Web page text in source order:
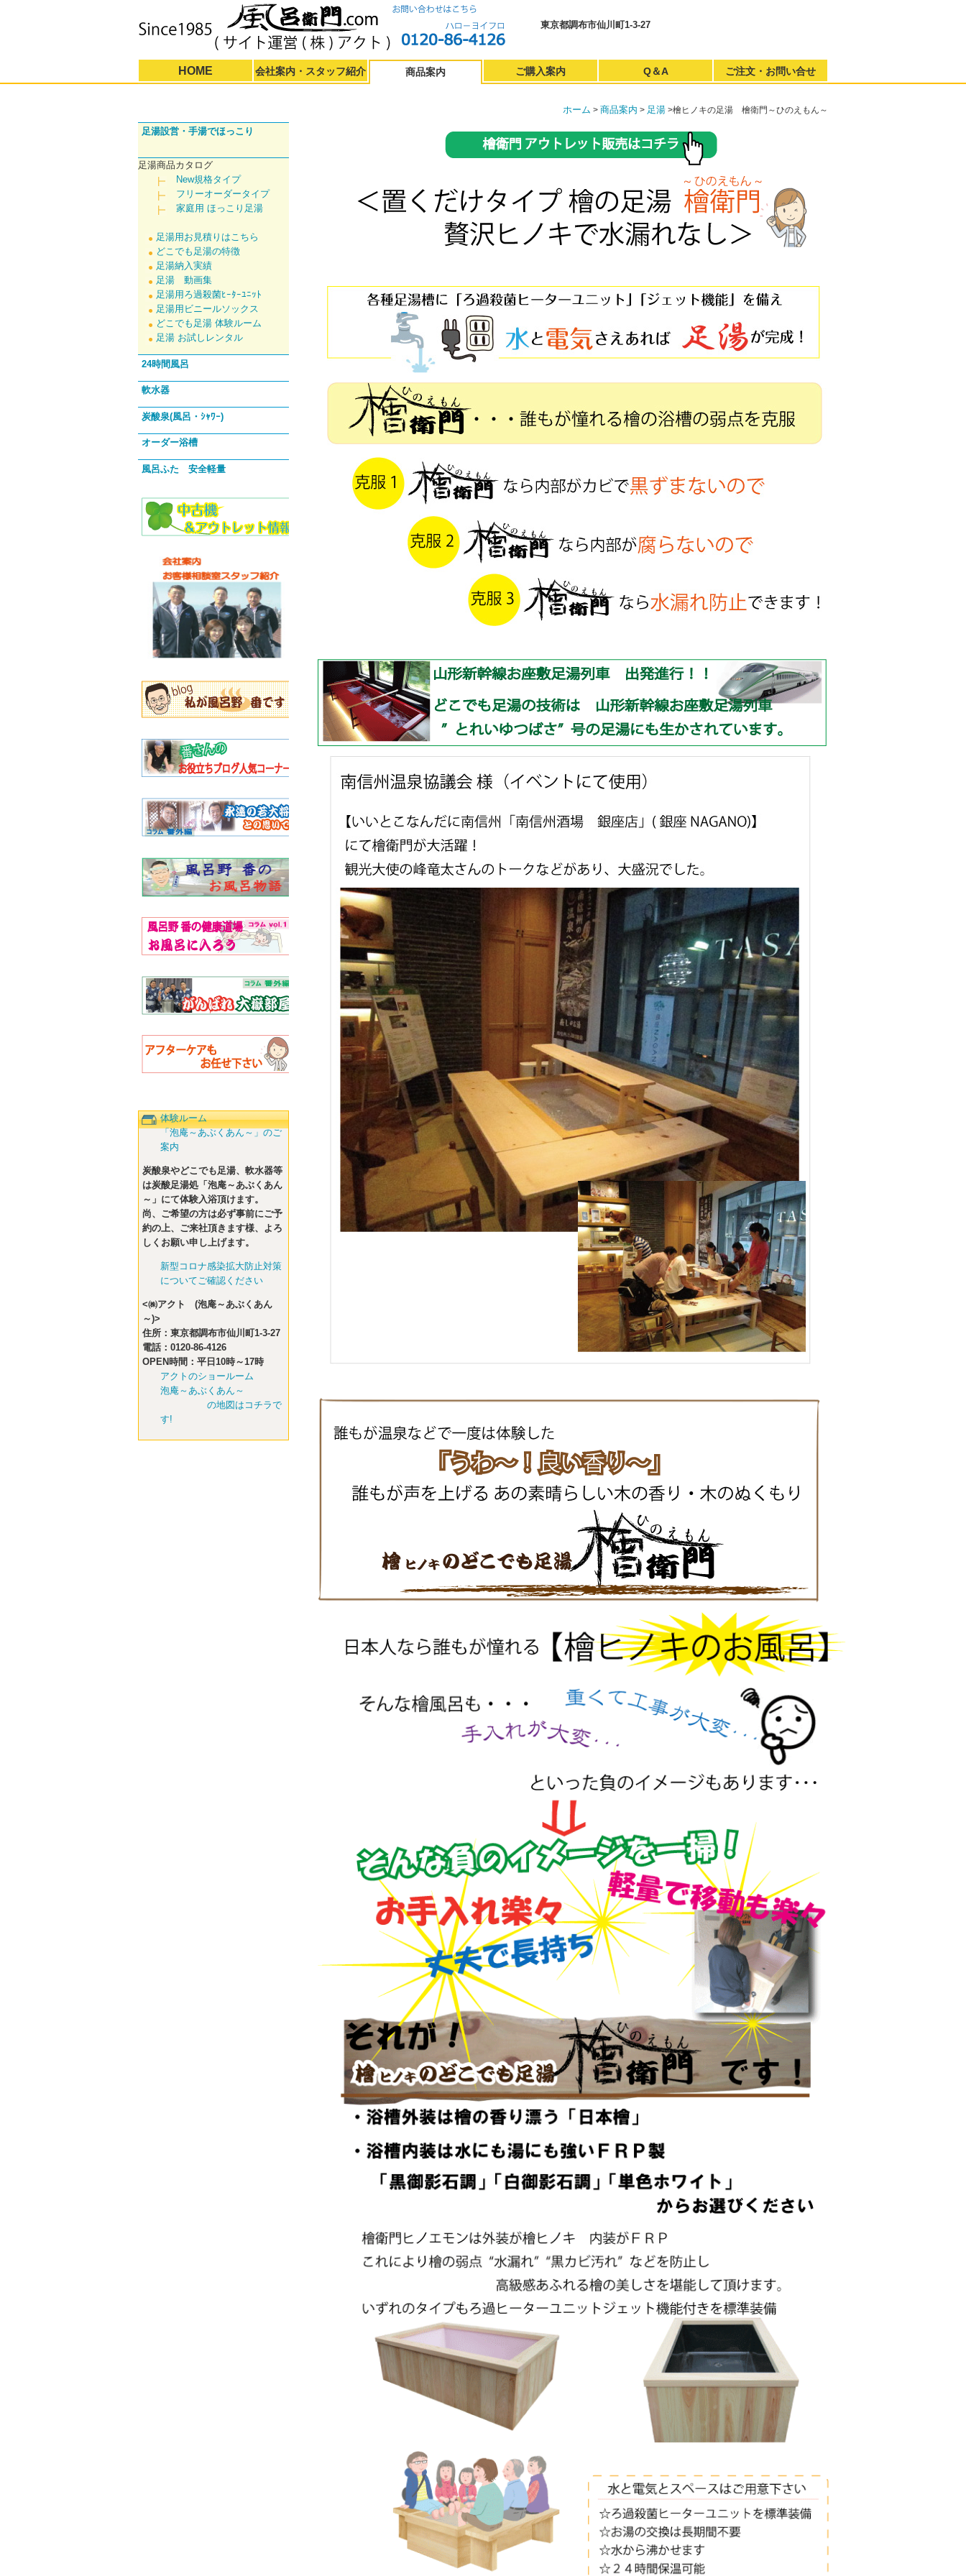
東京都調布市仙川町1-3-27
HOME 会社案内・スタッフ紹介 商品案内 ご購入案内 Q＆A ご注文・お問い合せ
ホーム > 商品案内 > 足湯 >檜ヒノキの足湯 檜衛門～ひのえもん～
足湯設営・手湯でほっこり
足湯商品カタログ
New規格タイプ
フリーオーダータイプ
家庭用 ほっこり足湯
足湯用お見積りはこちら
どこでも足湯の特徴
足湯納入実績
足湯 動画集
足湯用ろ過殺菌ﾋｰﾀｰﾕﾆｯﾄ
足湯用ビニールソックス
どこでも足湯 体験ルーム
足湯 お試しレンタル
24時間風呂
軟水器
炭酸泉(風呂・ｼｬﾜｰ)
オーダー浴槽
風呂ふた 安全軽量
体験ルーム
「泡庵～あぶくあん～」のご
案内
炭酸泉やどこでも足湯、軟水器等
は炭酸足湯処「泡庵～あぶくあん
～」にて体験入浴頂けます。
尚、ご希望の方は必ず事前にご予
約の上、ご来社頂きます様、よろ
しくお願い申し上げます。
新型コロナ感染拡大防止対策
についてご確認ください
<㈱アクト (泡庵～あぶくあん
～)>
住所：東京都調布市仙川町1-3-27
電話：0120-86-4126
OPEN時間：平日10時～17時
アクトのショールーム
泡庵～あぶくあん～
の地図はコチラで
す!